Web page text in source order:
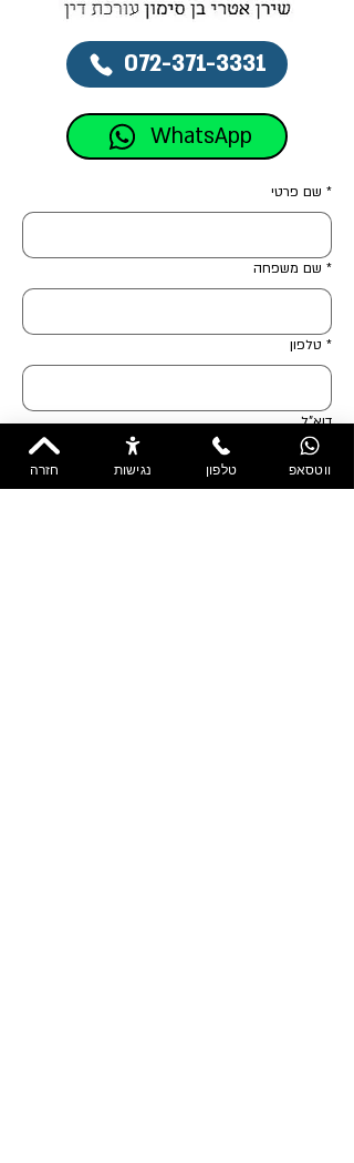
072-371-3331
WhatsApp
* שם פרטי
* שם משפחה
* טלפון
דוא"ל
חזרה נגישות טלפון ווטסאפ